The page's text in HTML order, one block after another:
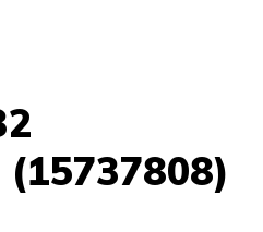
(15737808)